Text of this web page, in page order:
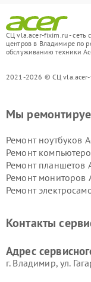
СЦ vla.acer-fixim.ru - сеть
центров в Владимире по
обслуживанию техники
2021-2026 © СЦ
Мы
Ремонт ноутбуков
Ремонт
Ремонт планшетов
Ремонт мониторов
Ремонт
Контакты
Адрес
г. Владимир, ул.